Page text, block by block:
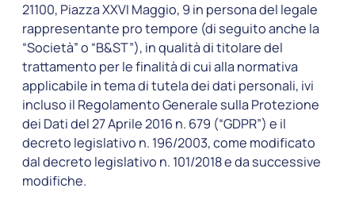
21100, Piazza XXVI Maggio, 9 in persona del legale
rappresentante pro tempore (di seguito anche la
“Società” o “B&ST”), in qualità di titolare del
trattamento per le finalità di cui alla normativa
applicabile in tema di tutela dei dati personali, ivi
incluso il Regolamento Generale sulla Protezione
dei Dati del 27 Aprile 2016 n. 679 (“GDPR”) e il
decreto legislativo n. 196/2003, come modificato
dal decreto legislativo n. 101/2018 e da successive
modifiche.